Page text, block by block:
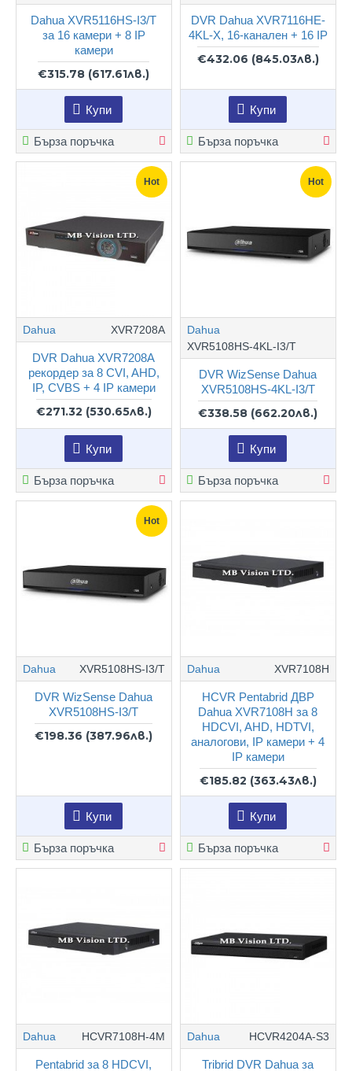
Dahua XVR5116HS-I3/T
за 16 камери + 8 IP
камери
€315.78 (617.61лв.)
Купи
Бърза поръчка
DVR Dahua XVR7116HE-
4KL-X, 16-канален + 16 IP
€432.06 (845.03лв.)
Купи
Бърза поръчка
Hot
Dahua XVR7208A
DVR Dahua XVR7208A
рекордер за 8 CVI, AHD,
IP, CVBS + 4 IP камери
€271.32 (530.65лв.)
Купи
Бърза поръчка
Hot
Dahua
XVR5108HS-4KL-I3/T
DVR WizSense Dahua
XVR5108HS-4KL-I3/T
€338.58 (662.20лв.)
Купи
Бърза поръчка
Hot
Dahua XVR5108HS-I3/T
DVR WizSense Dahua
XVR5108HS-I3/T
€198.36 (387.96лв.)
Купи
Бърза поръчка
Dahua XVR7108Н
HCVR Pentabrid ДВР
Dahua XVR7108Н за 8
HDCVI, AHD, HDTVI,
аналогови, IP камери + 4
IP камери
€185.82 (363.43лв.)
Купи
Бърза поръчка
Dahua HCVR7108H-4M
Pentabrid за 8 HDCVI,
Dahua HCVR4204A-S3
Tribrid DVR Dahua за